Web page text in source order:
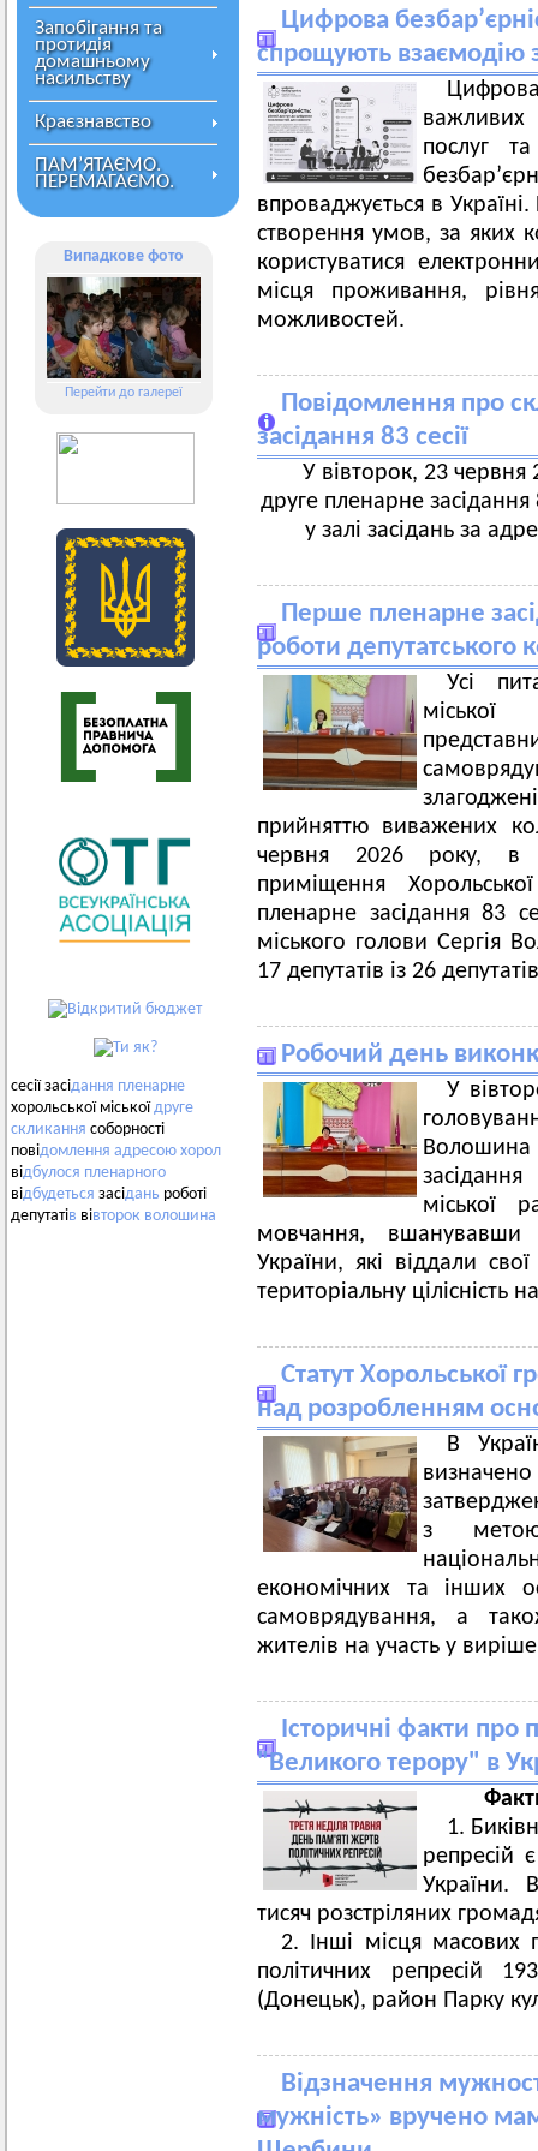
Запобігання та
протидія
домашньому
насильству
Краєзнавство
ПАМ’ЯТАЄМО.
ПЕРЕМАГАЄМО.
Випадкове фото
Перейти до галереї
сесії засідання пленарне
хорольської міськоїдруге
скликання соборності
повідомлення адресою хорол
відбулося пленарного
відбудеться засідань роботі
депутатів вівторок волошина
Цифрова
спрощують взаємодію
послуг
впроваджується в
створення умов, за яких
користуватися
місця проживання,
можливостей.
Повідомлення про
засідання 83 сесії
У вівторок, 23 червня
друге пленарне засідання
у залі засідань за
Перше пленарне
роботи депутатського
Усі
прийняттю виважених
червня 2026 року, в
приміщення
пленарне засідання 83
міського голови Сергія
17 депутатів із 26
Робочий день
У
міської
мовчання, вшанувавши
України, які віддали
територіальну цілісність
Статут Хорольської
над розробленням
В
з метою
економічних та інших
самоврядування, а
жителів на участь у
Історичні факти про
"Великого терору" в
1.
репресій
України.
тисяч розстріляних
2. Інші місця масових
політичних репресій
(Донецьк), район Парку
Відзначення
мужність» вручено